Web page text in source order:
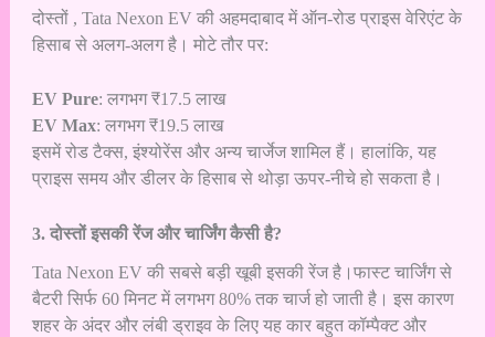
दोस्तों , Tata Nexon EV की अहमदाबाद में ऑन-रोड प्राइस वेरिएंट के
हिसाब से अलग-अलग है। मोटे तौर पर:
EV Pure: लगभग ₹17.5 लाख
EV Max: लगभग ₹19.5 लाख
इसमें रोड टैक्स, इंश्योरेंस और अन्य चार्जेज शामिल हैं। हालांकि, यह
प्राइस समय और डीलर के हिसाब से थोड़ा ऊपर-नीचे हो सकता है।
3. दोस्तों इसकी रेंज और चार्जिंग कैसी है?
Tata Nexon EV की सबसे बड़ी खूबी इसकी रेंज है।फास्ट चार्जिंग से
बैटरी सिर्फ 60 मिनट में लगभग 80% तक चार्ज हो जाती है। इस कारण
शहर के अंदर और लंबी ड्राइव के लिए यह कार बहुत कॉम्पैक्ट और